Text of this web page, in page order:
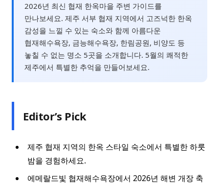
2026년 최신 협재 한옥마을 주변 가이드를
만나보세요. 제주 서부 협재 지역에서 고즈넉한 한옥
감성을 느낄 수 있는 숙소와 함께 아름다운
협재해수욕장, 금능해수욕장, 한림공원, 비양도 등
놓칠 수 없는 명소 5곳을 소개합니다. 5월의 쾌적한
제주에서 특별한 추억을 만들어보세요.
Editor’s Pick
제주 협재 지역의 한옥 스타일 숙소에서 특별한 하룻
밤을 경험하세요.
에메랄드빛 협재해수욕장에서 2026년 해변 개장 축